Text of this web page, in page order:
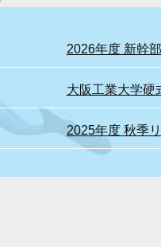
2026年度 新幹
大阪工業大学硬
2025年度 秋季